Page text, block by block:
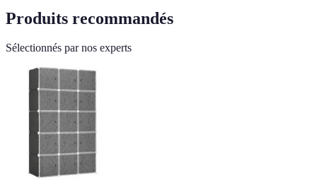
Produits recommandés
Sélectionnés par nos experts